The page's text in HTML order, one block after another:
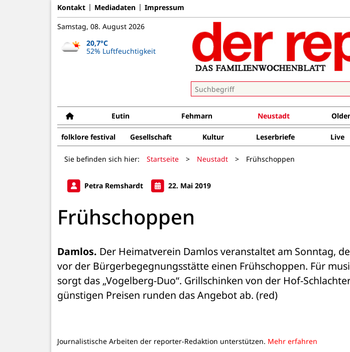
Kontakt Mediadaten Impressum
Samstag, 08. August 2026
20,7°C
52% Luftfeuchtigkeit
Eutin Fehmarn Neustadt
folklore festival Gesellschaft Kultur Leserbriefe Live
Sie befinden sich hier: Startseite > Neustadt > Frühschoppen
Petra Remshardt 22. Mai 2019
Frühschoppen
Damlos. Der Heimatverein Damlos veranstaltet am Sonntag,
vor der Bürgerbegegnungsstätte einen Frühschoppen. Für
sorgt das „Vogelberg-Duo“. Grillschinken von der Hof-
günstigen Preisen runden das Angebot ab. (red)
Journalistische Arbeiten der reporter-Redaktion unterstützen. Mehr erfahren